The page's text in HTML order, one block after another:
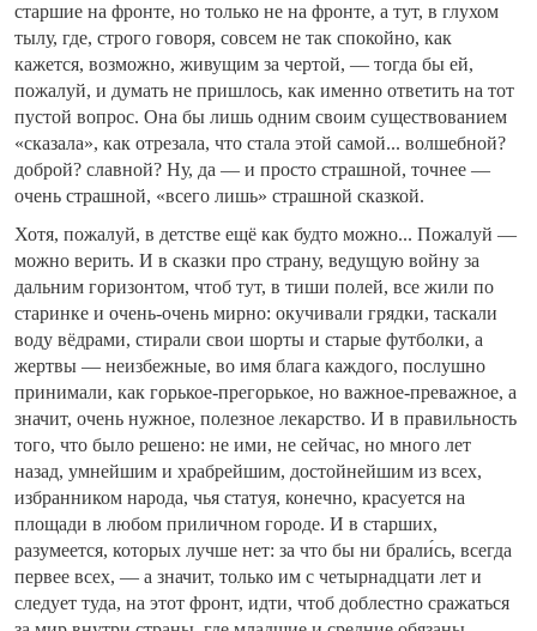
старшие на фронте, но только не на фронте, а тут, в глухом
тылу, где, строго говоря, совсем не так спокойно, как
кажется, возможно, живущим за чертой, — тогда бы ей,
пожалуй, и думать не пришлось, как именно ответить на тот
пустой вопрос. Она бы лишь одним своим существованием
«сказала», как отрезала, что стала этой самой... волшебной?
доброй? славной? Ну, да — и просто страшной, точнее —
очень страшной, «всего лишь» страшной сказкой.
Хотя, пожалуй, в детстве ещё как будто можно... Пожалуй —
можно верить. И в сказки про страну, ведущую войну за
дальним горизонтом, чтоб тут, в тиши полей, все жили по
старинке и очень-очень мирно: окучивали грядки, таскали
воду вёдрами, стирали свои шорты и старые футболки, а
жертвы — неизбежные, во имя блага каждого, послушно
принимали, как горькое-прегорькое, но важное-преважное, а
значит, очень нужное, полезное лекарство. И в правильность
того, что было решено: не ими, не сейчас, но много лет
назад, умнейшим и храбрейшим, достойнейшим из всех,
избранником народа, чья статуя, конечно, красуется на
площади в любом приличном городе. И в старших,
разумеется, которых лучше нет: за что бы ни брали́сь, всегда
первее всех, — а значит, только им с четырнадцати лет и
следует туда, на этот фронт, идти, чтоб доблестно сражаться